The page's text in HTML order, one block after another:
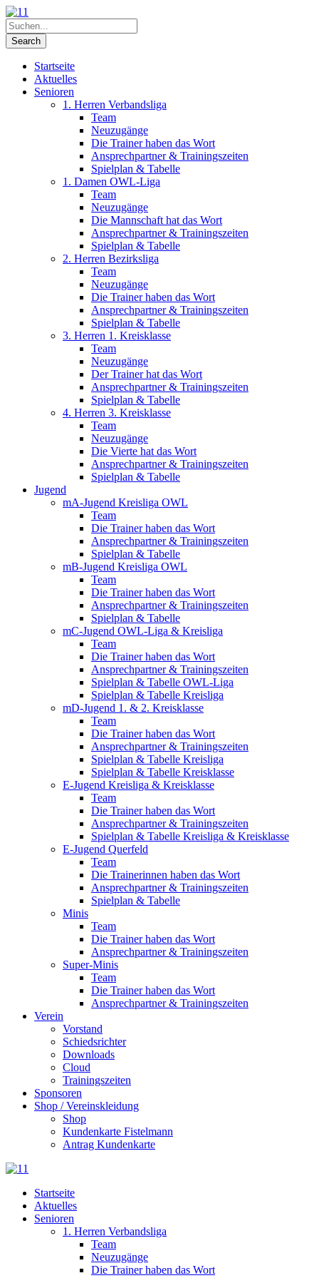
Startseite
Aktuelles
Senioren
1. Herren Verbandsliga
Team
Neuzugänge
Die Trainer haben das Wort
Ansprechpartner & Trainingszeiten
Spielplan & Tabelle
1. Damen OWL-Liga
Team
Neuzugänge
Die Mannschaft hat das Wort
Ansprechpartner & Trainingszeiten
Spielplan & Tabelle
2. Herren Bezirksliga
Team
Neuzugänge
Die Trainer haben das Wort
Ansprechpartner & Trainingszeiten
Spielplan & Tabelle
3. Herren 1. Kreisklasse
Team
Neuzugänge
Der Trainer hat das Wort
Ansprechpartner & Trainingszeiten
Spielplan & Tabelle
4. Herren 3. Kreisklasse
Team
Neuzugänge
Die Vierte hat das Wort
Ansprechpartner & Trainingszeiten
Spielplan & Tabelle
Jugend
mA-Jugend Kreisliga OWL
Team
Die Trainer haben das Wort
Ansprechpartner & Trainingszeiten
Spielplan & Tabelle
mB-Jugend Kreisliga OWL
Team
Die Trainer haben das Wort
Ansprechpartner & Trainingszeiten
Spielplan & Tabelle
mC-Jugend OWL-Liga & Kreisliga
Team
Die Trainer haben das Wort
Ansprechpartner & Trainingszeiten
Spielplan & Tabelle OWL-Liga
Spielplan & Tabelle Kreisliga
mD-Jugend 1. & 2. Kreisklasse
Team
Die Trainer haben das Wort
Ansprechpartner & Trainingszeiten
Spielplan & Tabelle Kreisliga
Spielplan & Tabelle Kreisklasse
E-Jugend Kreisliga & Kreisklasse
Team
Die Trainer haben das Wort
Ansprechpartner & Trainingszeiten
Spielplan & Tabelle Kreisliga & Kreisklasse
E-Jugend Querfeld
Team
Die Trainerinnen haben das Wort
Ansprechpartner & Trainingszeiten
Spielplan & Tabelle
Minis
Team
Die Trainer haben das Wort
Ansprechpartner & Trainingszeiten
Super-Minis
Team
Die Trainer haben das Wort
Ansprechpartner & Trainingszeiten
Verein
Vorstand
Schiedsrichter
Downloads
Cloud
Trainingszeiten
Sponsoren
Shop / Vereinskleidung
Shop
Kundenkarte Fistelmann
Antrag Kundenkarte
Startseite
Aktuelles
Senioren
1. Herren Verbandsliga
Team
Neuzugänge
Die Trainer haben das Wort